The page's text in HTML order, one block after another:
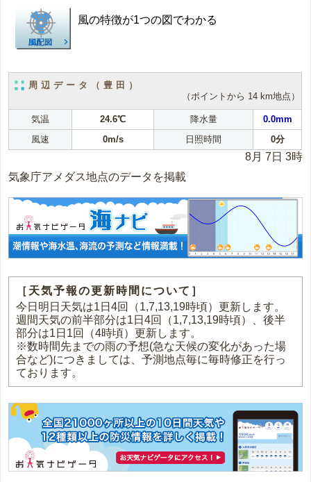
風の特徴が1つの図でわかる
周辺データ（豊田）
（ポイントから 14 km地点）
気温 24.6℃ 降水量
0.0mm
風速
0m/s 日照時間 0分
8月 7日 3時
気象庁アメダス地点のデータを掲載
［天気予報の更新時間について］
今日明日天気は1日4回（1,7,13,19時頃）更新します。
週間天気の前半部分は1日4回（1,7,13,19時頃）、後半
部分は1日1回（4時頃）更新します。
※数時間先までの雨の予想(急な天候の変化があった場
合など)につきましては、予測地点毎に毎時修正を行っ
ております。